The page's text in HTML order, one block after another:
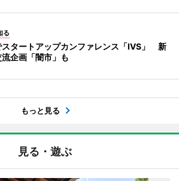
る
スタートアップカンファレンス「IVS」 新
企画「闇市」も
もっと見る
見る・遊ぶ